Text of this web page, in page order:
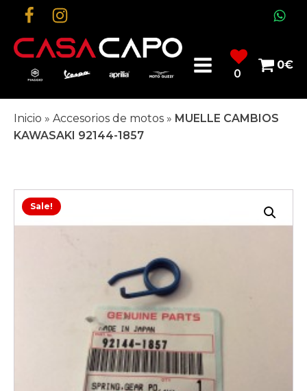
0
0€
Inicio » Accesorios de motos » MUELLE CAMBIOS
KAWASAKI 92144-1857
Sale!